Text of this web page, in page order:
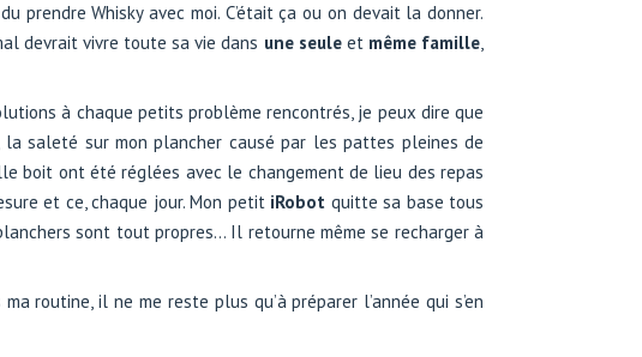
prendre Whisky avec moi. C’était ça ou on devait la donner.
devrait vivre toute sa vie dans une seuleet même famille,
à chaque petits problème rencontrés, je peux dire que
saleté sur mon plancher causé par les pattes pleines de
boit ont été réglées avec le changement de lieu des repas
et ce, chaque jour. Mon petit iRobot quitte sa base tous
sont tout propres… Il retourne même se recharger à
routine, il ne me reste plus qu’à préparer l’année qui s’en